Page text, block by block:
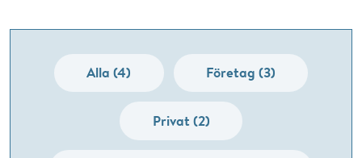
Alla (4) Företag (3)
Privat (2)